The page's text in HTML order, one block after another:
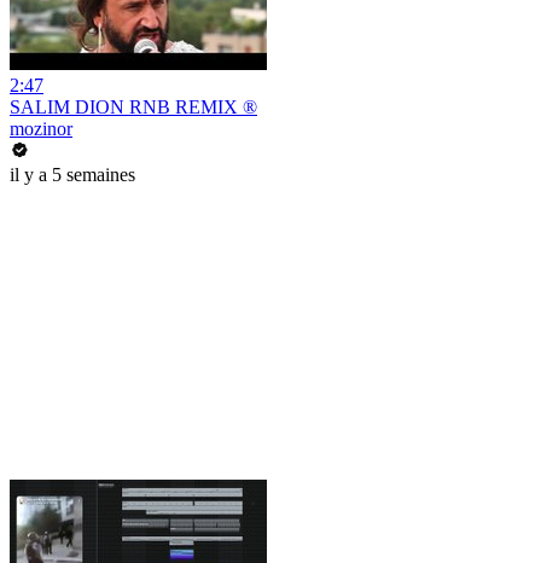
2:47
SALIM DION RNB REMIX ®
mozinor
il y a 5 semaines